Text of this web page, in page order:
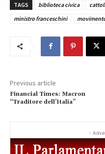
TAGS biblioteca civica
ministro franceschini
Previous article
Financial Times: Macron
“Traditore dell’Italia”
-